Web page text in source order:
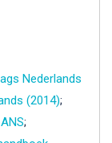
Nederlands
(2014);
;